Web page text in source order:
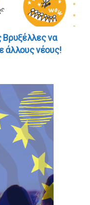
Βρυξέλλες να
άλλους νέους!